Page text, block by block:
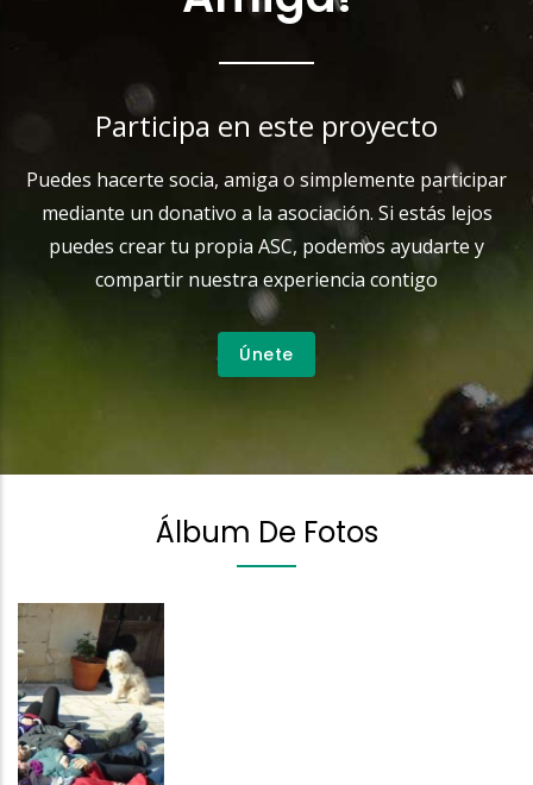
Participa en este proyecto
Puedes hacerte socia, amiga o simplemente participar
mediante un donativo a la asociación. Si estás lejos
puedes crear tu propia ASC, podemos ayudarte y
compartir nuestra experiencia contigo
Únete
Álbum De Fotos